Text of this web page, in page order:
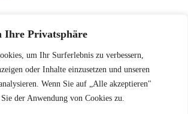
Ihre Privatsphäre
um Ihr Surferlebnis zu verbessern,
oder Inhalte einzusetzen und unseren
Wenn Sie auf „Alle akzeptieren"
der Anwendung von Cookies zu.